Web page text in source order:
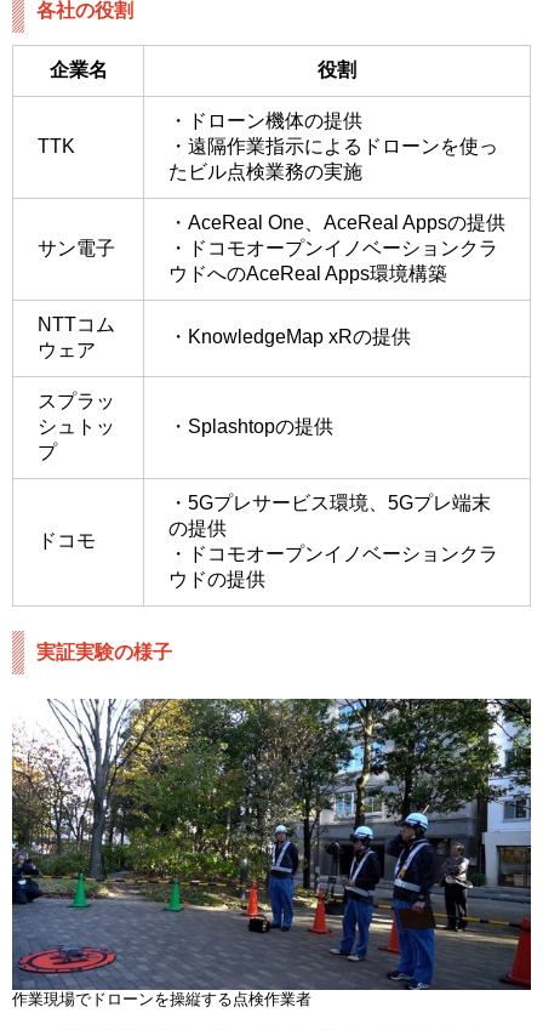
各社の役割
企業名 役割
TTK
・ドローン機体の提供
・遠隔作業指示によるドローンを使っ
たビル点検業務の実施
サン電子
・AceReal One、AceReal Appsの提供
・ドコモオープンイノベーションクラ
ウドへのAceReal Apps環境構築
NTTコム
ウェア
・KnowledgeMap xRの提供
スプラッ
シュトッ
プ
・Splashtopの提供
ドコモ
・5Gプレサービス環境、5Gプレ端末
の提供
・ドコモオープンイノベーションクラ
ウドの提供
実証実験の様子
作業現場でドローンを操縦する点検作業者